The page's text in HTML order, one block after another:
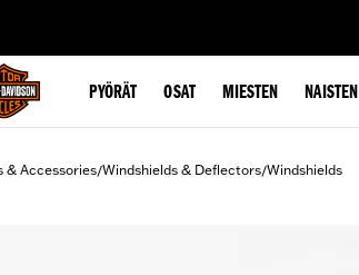
PYÖRÄT OSAT MIESTEN NAISTEN
& Accessories/Windshields & Deflectors/Windshields